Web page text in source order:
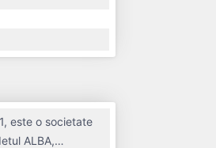
este o societate
ALBA,